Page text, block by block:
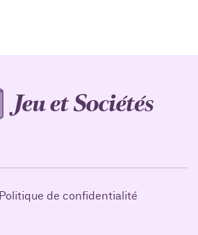
Politique de confidentialité